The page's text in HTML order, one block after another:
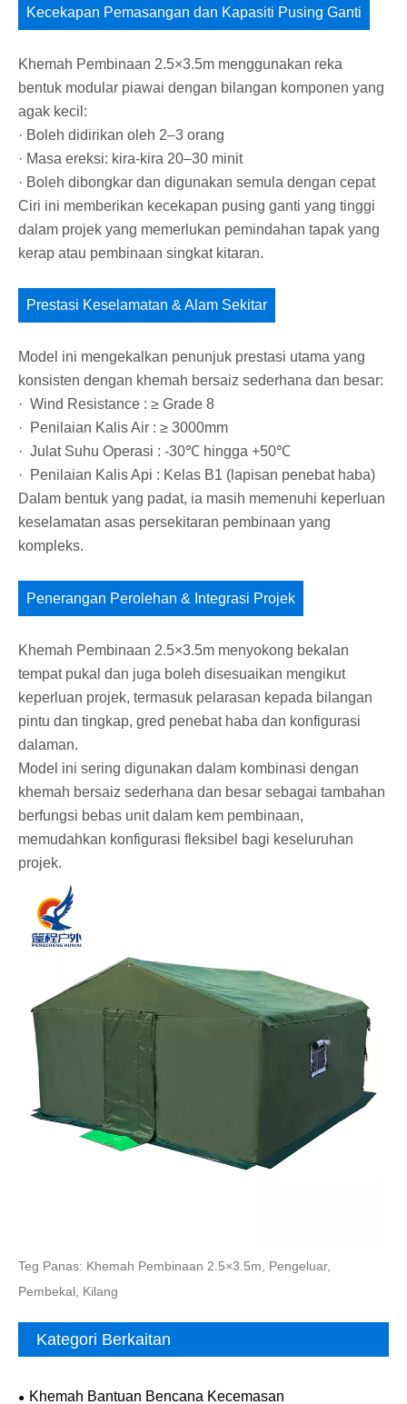
Kecekapan Pemasangan dan Kapasiti Pusing Ganti
Khemah Pembinaan 2.5×3.5m menggunakan reka
bentuk modular piawai dengan bilangan komponen yang
agak kecil:
· Boleh didirikan oleh 2–3 orang
· Masa ereksi: kira-kira 20–30 minit
· Boleh dibongkar dan digunakan semula dengan cepat
Ciri ini memberikan kecekapan pusing ganti yang tinggi
dalam projek yang memerlukan pemindahan tapak yang
kerap atau pembinaan singkat kitaran.
Prestasi Keselamatan & Alam Sekitar
Model ini mengekalkan penunjuk prestasi utama yang
konsisten dengan khemah bersaiz sederhana dan besar:
· Wind Resistance : ≥ Grade 8
· Penilaian Kalis Air : ≥ 3000mm
· Julat Suhu Operasi : -30℃ hingga +50℃
· Penilaian Kalis Api : Kelas B1 (lapisan penebat haba)
Dalam bentuk yang padat, ia masih memenuhi keperluan
keselamatan asas persekitaran pembinaan yang
kompleks.
Penerangan Perolehan & Integrasi Projek
Khemah Pembinaan 2.5×3.5m menyokong bekalan
tempat pukal dan juga boleh disesuaikan mengikut
keperluan projek, termasuk pelarasan kepada bilangan
pintu dan tingkap, gred penebat haba dan konfigurasi
dalaman.
Model ini sering digunakan dalam kombinasi dengan
khemah bersaiz sederhana dan besar sebagai tambahan
berfungsi bebas unit dalam kem pembinaan,
memudahkan konfigurasi fleksibel bagi keseluruhan
projek.
Teg Panas: Khemah Pembinaan 2.5×3.5m, Pengeluar,
Pembekal, Kilang
Kategori Berkaitan
Khemah Bantuan Bencana Kecemasan